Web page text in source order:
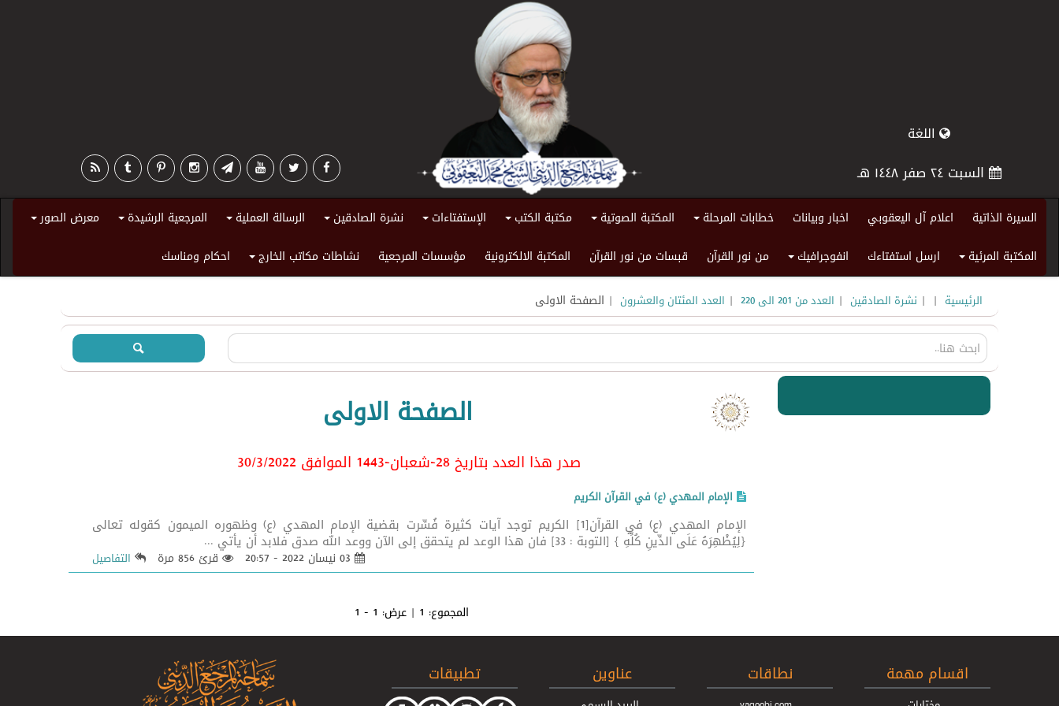
اللغة
السبت ٢٤ صفر ١٤٤٨ هـ
السيرة الذاتية اعلام آل اليعقوبي اخبار وبيانات خطابات المرحلة المكتبة الصوتية مكتبة الكتب الإستفتاءات نشرة الصادقين الرسالة العملية المرجعية الرشيدة معرض الصور
المكتبة المرئية ارسل استفتاءك انفوجرافيك من نور القرآن قبسات من نور القرآن المكتبة الالكترونية مؤسسات المرجعية نشاطات مكاتب الخارج احكام ومناسك
الرئيسية |
| نشرة الصادقين | العدد من 201 الى 220 | العدد المئتان والعشرون | الصفحة الاولى
الصفحة الاولى
صدر هذا العدد بتاريخ 28-شعبان-1443 الموافق 30/3/2022
الإمام المهدي (ع) في القرآن الكريم
الإمام المهدي (ع) في القرآن[1] الكريم توجد آيات كثيرة فُسِّرت بقضية الإمام المهدي (ع) وظهوره الميمون كقوله تعالى
{لِيُظْهِرَهُ عَلَى الدِّينِ كُلِّهِ } [التوبة : 33] فان هذا الوعد لم يتحقق إلى الآن ووعد الله صدق فلابد أن يأتي ...
قرئ 856 مرة التفاصيل
المجموع: 1 | عرض: 1 - 1
اقسام مهمة نطاقات عناوين تطبيقات